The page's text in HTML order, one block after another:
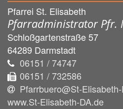
Pfarrei St. Elisabeth
Pfarradministrator Pfr.
Schloßgartenstraße 57
64289 Darmstadt
06151 / 74747
06151 / 732586
Pfarrbuero@St-
www.St-Elisabeth-DA.de